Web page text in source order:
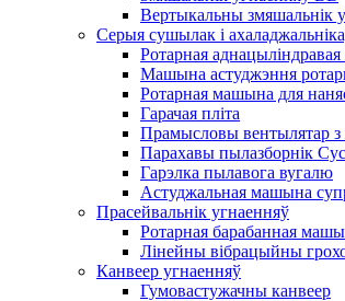
Вертыкальны змяшальнік
Серыя сушылак і
Ротарная
Машына астуджэння
Ротарная машына для
Гарачая пліта
Прамысловы вентылятар з
Парахавы пылазборнік
Гарэлка пылавога вугалю
Астуджальная машына
Прасейвальнік угнаенняў
Ротарная барабанная
Лінейны вібрацыйны
Канвеер угнаенняў
Гумовастужачны канвеер